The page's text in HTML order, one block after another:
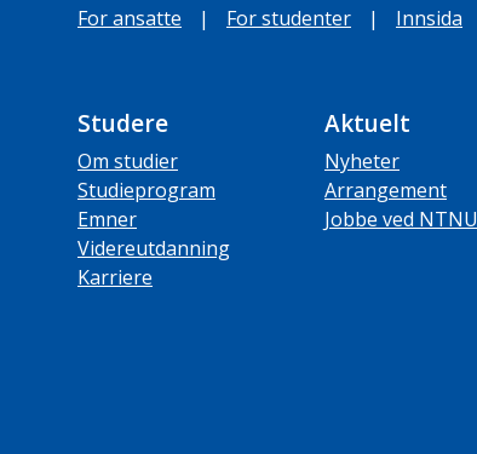
For ansatte | For studenter | Innsida
Studere
Om studier
Studieprogram
Emner
Videreutdanning
Karriere
Aktuelt
Nyheter
Arrangement
Jobbe ved NTNU